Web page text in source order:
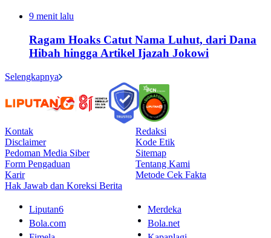
9 menit lalu
Ragam Hoaks Catut Nama Luhut, dari Dana
Hibah hingga Artikel Ijazah Jokowi
Selengkapnya
Kontak
Redaksi
Disclaimer
Kode Etik
Pedoman Media Siber
Sitemap
Form Pengaduan
Tentang Kami
Karir
Metode Cek Fakta
Hak Jawab dan Koreksi Berita
Liputan6
Merdeka
Bola.com
Bola.net